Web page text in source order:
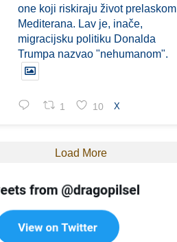
one koji riskiraju život prelaskom
Mediterana. Lav je, inače,
migracijsku politiku Donalda
Trumpa nazvao "nehumanom".
1 10 X
Load More